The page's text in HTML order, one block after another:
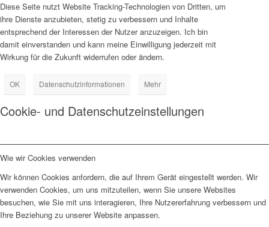
Diese Seite nutzt Website Tracking-Technologien von Dritten, um
ihre Dienste anzubieten, stetig zu verbessern und Inhalte
entsprechend der Interessen der Nutzer anzuzeigen. Ich bin
damit einverstanden und kann meine Einwilligung jederzeit mit
Wirkung für die Zukunft widerrufen oder ändern.
OK Datenschutzinformationen Mehr
Cookie- und Datenschutzeinstellungen
Wie wir Cookies verwenden
Wir können Cookies anfordern, die auf Ihrem Gerät eingestellt werden. Wir
verwenden Cookies, um uns mitzuteilen, wenn Sie unsere Websites
besuchen, wie Sie mit uns interagieren, Ihre Nutzererfahrung verbessern und
Ihre Beziehung zu unserer Website anpassen.